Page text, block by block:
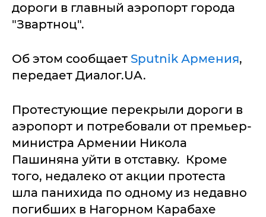
дороги в главный аэропорт города
"Звартноц".
Об этом сообщает Sputnik Армения,
передает Диалог.UA.
Протестующие перекрыли дороги в
аэропорт и потребовали от премьер-
министра Армении Никола
Пашиняна уйти в отставку. Кроме
того, недалеко от акции протеста
шла панихида по одному из недавно
погибших в Нагорном Карабахе